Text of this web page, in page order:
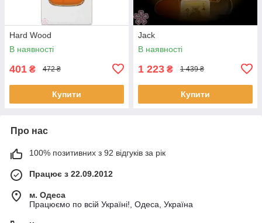
Hard Wood
В наявності
401 ₴ 472 ₴
Купити
Jack
В наявності
1 223 ₴ 1 439 ₴
Купити
Про нас
100% позитивних з 92 відгуків за рік
Працює з 22.09.2012
м. Одеса
Працюємо по всій Україні!, Одеса, Україна